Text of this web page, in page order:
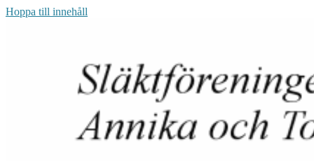
Hoppa till innehåll